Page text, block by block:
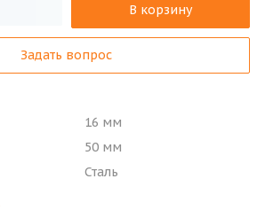
В корзину
Задать вопрос
16 мм
50 мм
Сталь